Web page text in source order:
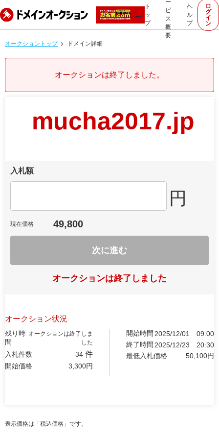
ト
ッ
プ
ー
ビ
ス
概
要
ヘ
ル
プ
ロ
グ
イ
ン
オークショントップ ドメイン詳細
オークションは終了しました。
mucha2017.jp
入札額
円
現在価格 49,800
次に進む
オークションは終了しました
オークション状況
残り時
間
オークションは終了しま
した
入札件数 34 件
開始価格 3,300円
開始時間 2025/12/01
09:00
終了時間 2025/12/23
20:30
最低入札価格
50,100円
表示価格は「税込価格」です。